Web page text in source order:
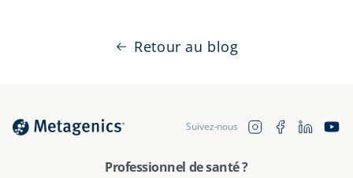
Retour au blog
Suivez-nous InstagramFacebookTranslation
Professionnel de santé ?